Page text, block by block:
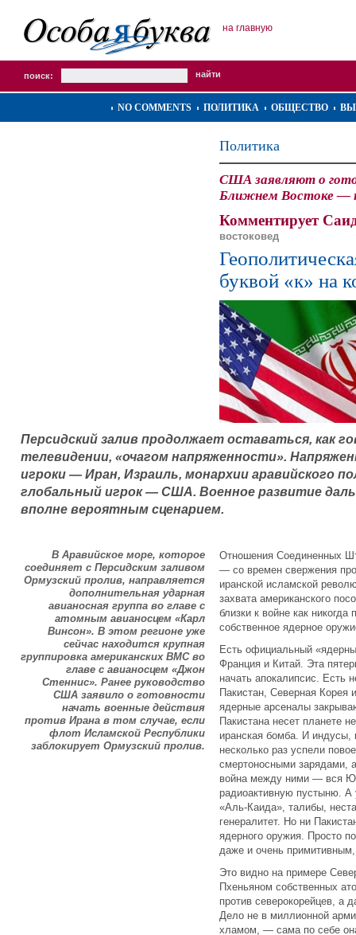
на главную
поиск:
NO COMMENTS ПОЛИТИКА ОБЩЕСТВО
Политика
США заявляют о
Ближнем Востоке —
Комментирует
востоковед
буквой «к» на
Персидский залив продолжает оставаться, как
телевидении, «очагом напряженности».
игроки — Иран, Израиль, монархии аравийского
глобальный игрок — США. Военное развитие
вполне вероятным сценарием.
В Аравийское море, которое
соединяет с Персидским заливом
Ормузский пролив, направляется
дополнительная ударная
авианосная группа во главе с
атомным авианосцем «Карл
Винсон». В этом регионе уже
сейчас находится крупная
группировка американских ВМС во
главе с авианосцем «Джон
Стеннис». Ранее руководство
США заявило о готовности
начать военные действия
против Ирана в том случае, если
флот Исламской Республики
заблокирует Ормузский пролив.
Отношения Соединенных
— со времен свержения
иранской исламской
захвата американского
близки к войне как
собственное ядерное
Есть официальный
Франция и Китай. Эта
начать апокалипсис. Есть
Пакистан, Северная
ядерные арсеналы
Пакистана несет планете
иранская бомба. И индусы,
несколько раз успели
смертоносными зарядами,
война между ними — вся
радиоактивную пустыню. А
«Аль-Каида», талибы,
генералитет. Но ни
ядерного оружия. Просто
даже и очень
Это видно на примере
Пхеньяном собственных
против северокорейцев, а
Дело не в миллионной
хламом, — сама по себе